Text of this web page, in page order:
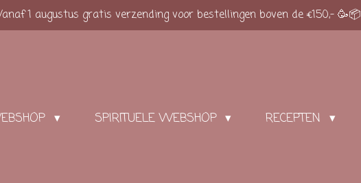
1 augustus gratis verzending voor bestellingen boven de €150,- 🥳📦
SPIRITUELE WEBSHOP RECEPTEN